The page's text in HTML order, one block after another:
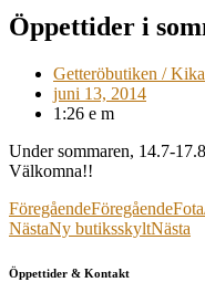
Öppettider i
Getteröbutiken /
juni 13, 2014
1:26 e m
Under sommaren, 14.7-
Välkomna!!
FöregåendeFöregående
NästaNy butiksskyltNästa
Öppettider & Kontakt